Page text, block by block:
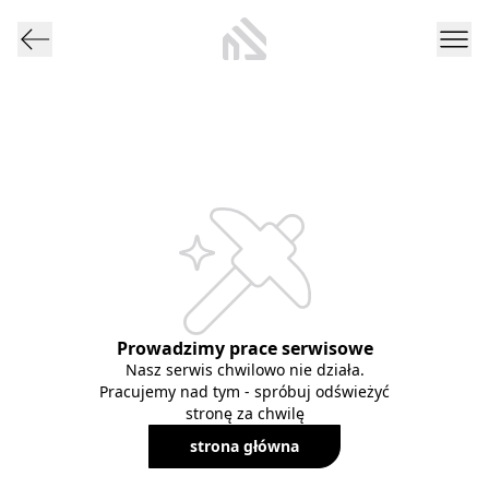
Prowadzimy prace serwisowe
Nasz serwis chwilowo nie działa.
Pracujemy nad tym - spróbuj odświeżyć
stronę za chwilę
strona główna